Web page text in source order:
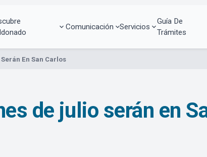
Comunicación Servicios
Guía De
Trámites
En San Carlos
de julio serán en